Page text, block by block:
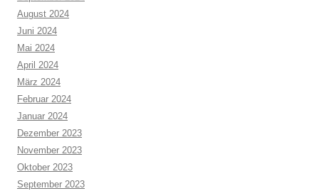
August 2024
Juni 2024
Mai 2024
April 2024
März 2024
Februar 2024
Januar 2024
Dezember 2023
November 2023
Oktober 2023
September 2023